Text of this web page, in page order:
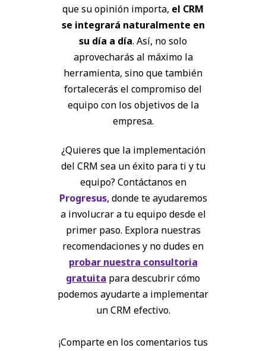
que su opinión importa, el CRM
se integrará naturalmente en
su día a día. Así, no solo
aprovecharás al máximo la
herramienta, sino que también
fortalecerás el compromiso del
equipo con los objetivos de la
empresa.
¿Quieres que la implementación
del CRM sea un éxito para ti y tu
equipo? Contáctanos en
Progresus, donde te ayudaremos
a involucrar a tu equipo desde el
primer paso. Explora nuestras
recomendaciones y no dudes en
probar nuestra consultoria
gratuita para descubrir cómo
podemos ayudarte a implementar
un CRM efectivo.
¡Comparte en los comentarios tus